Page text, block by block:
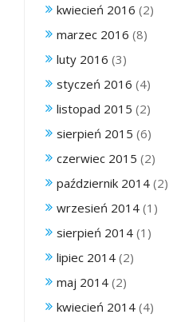
kwiecień 2016 (2)
marzec 2016 (8)
luty 2016 (3)
styczeń 2016 (4)
listopad 2015 (2)
sierpień 2015 (6)
czerwiec 2015 (2)
październik 2014 (2)
wrzesień 2014 (1)
sierpień 2014 (1)
lipiec 2014 (2)
maj 2014 (2)
kwiecień 2014 (4)